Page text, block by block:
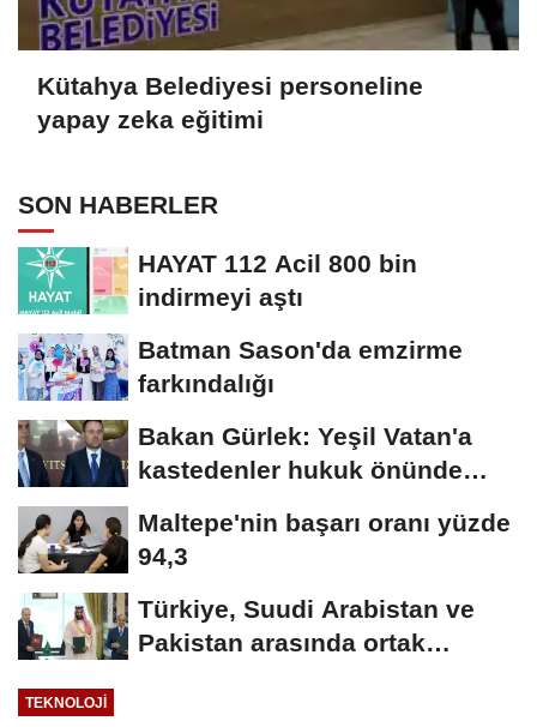
Kütahya Belediyesi personeline
yapay zeka eğitimi
SON HABERLER
HAYAT 112 Acil 800 bin
indirmeyi aştı
Batman Sason'da emzirme
farkındalığı
Bakan Gürlek: Yeşil Vatan'a
kastedenler hukuk önünde
Maltepe'nin başarı oranı yüzde
94,3
Türkiye, Suudi Arabistan ve
Pakistan arasında ortak
TEKNOLOJI